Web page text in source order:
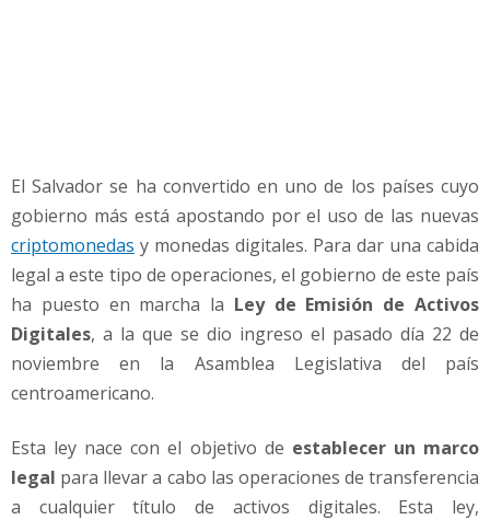
y
d
ó
n
e
s
h
m
p
l
El Salvador se ha convertido en uno de los países cuyo
gobierno más está apostando por el uso de las nuevas
criptomonedas y monedas digitales. Para dar una cabida
legal a este tipo de operaciones, el gobierno de este país
ha puesto en marcha la Ley de Emisión de Activos
Digitales, a la que se dio ingreso el pasado día 22 de
noviembre en la Asamblea Legislativa del país
centroamericano.
Esta ley nace con el objetivo de establecer un marco
legal para llevar a cabo las operaciones de transferencia
a cualquier título de activos digitales. Esta ley,